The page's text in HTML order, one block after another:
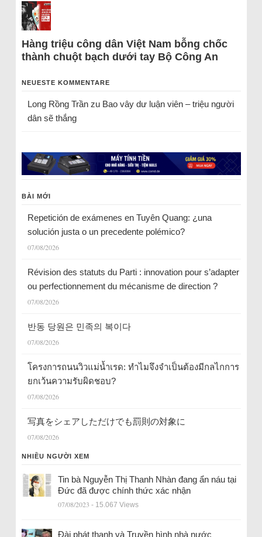
Hàng triệu công dân Việt Nam bỗng chốc
thành chuột bạch dưới tay Bộ Công An
NEUESTE KOMMENTARE
Long Rồng Trầnzu Bao vây dư luận viên – triệu người
dân sẽ thắng
BÀI MỚI
Repetición de exámenes en Tuyên Quang: ¿una
solución justa o un precedente polémico?
07/08/2026
Révision des statuts du Parti : innovation pour s’adapter
ou perfectionnement du mécanisme de direction ?
07/08/2026
반동 당원은 민족의 복이다
07/08/2026
โครงการถนนวิวแม่น้ำเรด: ทำไมจึงจำเป็นต้องมีกลไกการ
ยกเว้นความรับผิดชอบ?
07/08/2026
写真をシェアしただけでも罰則の対象に
07/08/2026
NHIỀU NGƯỜI XEM
Tin bà Nguyễn Thị Thanh Nhàn đang ẩn náu tại
Đức đã được chính thức xác nhận
07/08/2023 - 15.067 Views
Đài phát thanh và Truyền hình nhà nước